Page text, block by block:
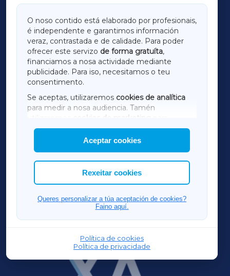
O noso contido está elaborado por profesionais,
é independente e garantimos información
veraz, contrastada e de calidade. Para poder
ofrecer este servizo de forma gratuíta,
financiamos a nosa actividade mediante
publicidade. Para iso, necesitamos o teu
consentimento.
Se aceptas, utilizaremos cookies de analítica
para medir a nosa audiencia. Tamén
utilizaremos
cookies de marketing
mostrar publicidade de terceiros.
Así mesmo, podes personalizar a elección das
cookies que desexas permitir.
Aceptar cookies
Rexeitar cookies
Queres personalizar a túa aceptación de cookies?
Faino aquí.
Política de cookies
Política de privacidade
LUGOXA
TERRACHAXA
AMARIÑAXA
RIBEIRASACRAXA
ACORUÑAXA
FERROLXA
OURENSEXA